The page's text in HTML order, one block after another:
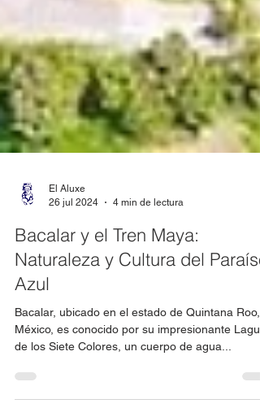
26 jul 2024
4 min de lectura
Bacalar y el Tren Maya:
Naturaleza y Cultura del Paraíso
Azul
Bacalar, ubicado en el estado de Quintana Roo,
de los Siete Colores, un cuerpo de agua...